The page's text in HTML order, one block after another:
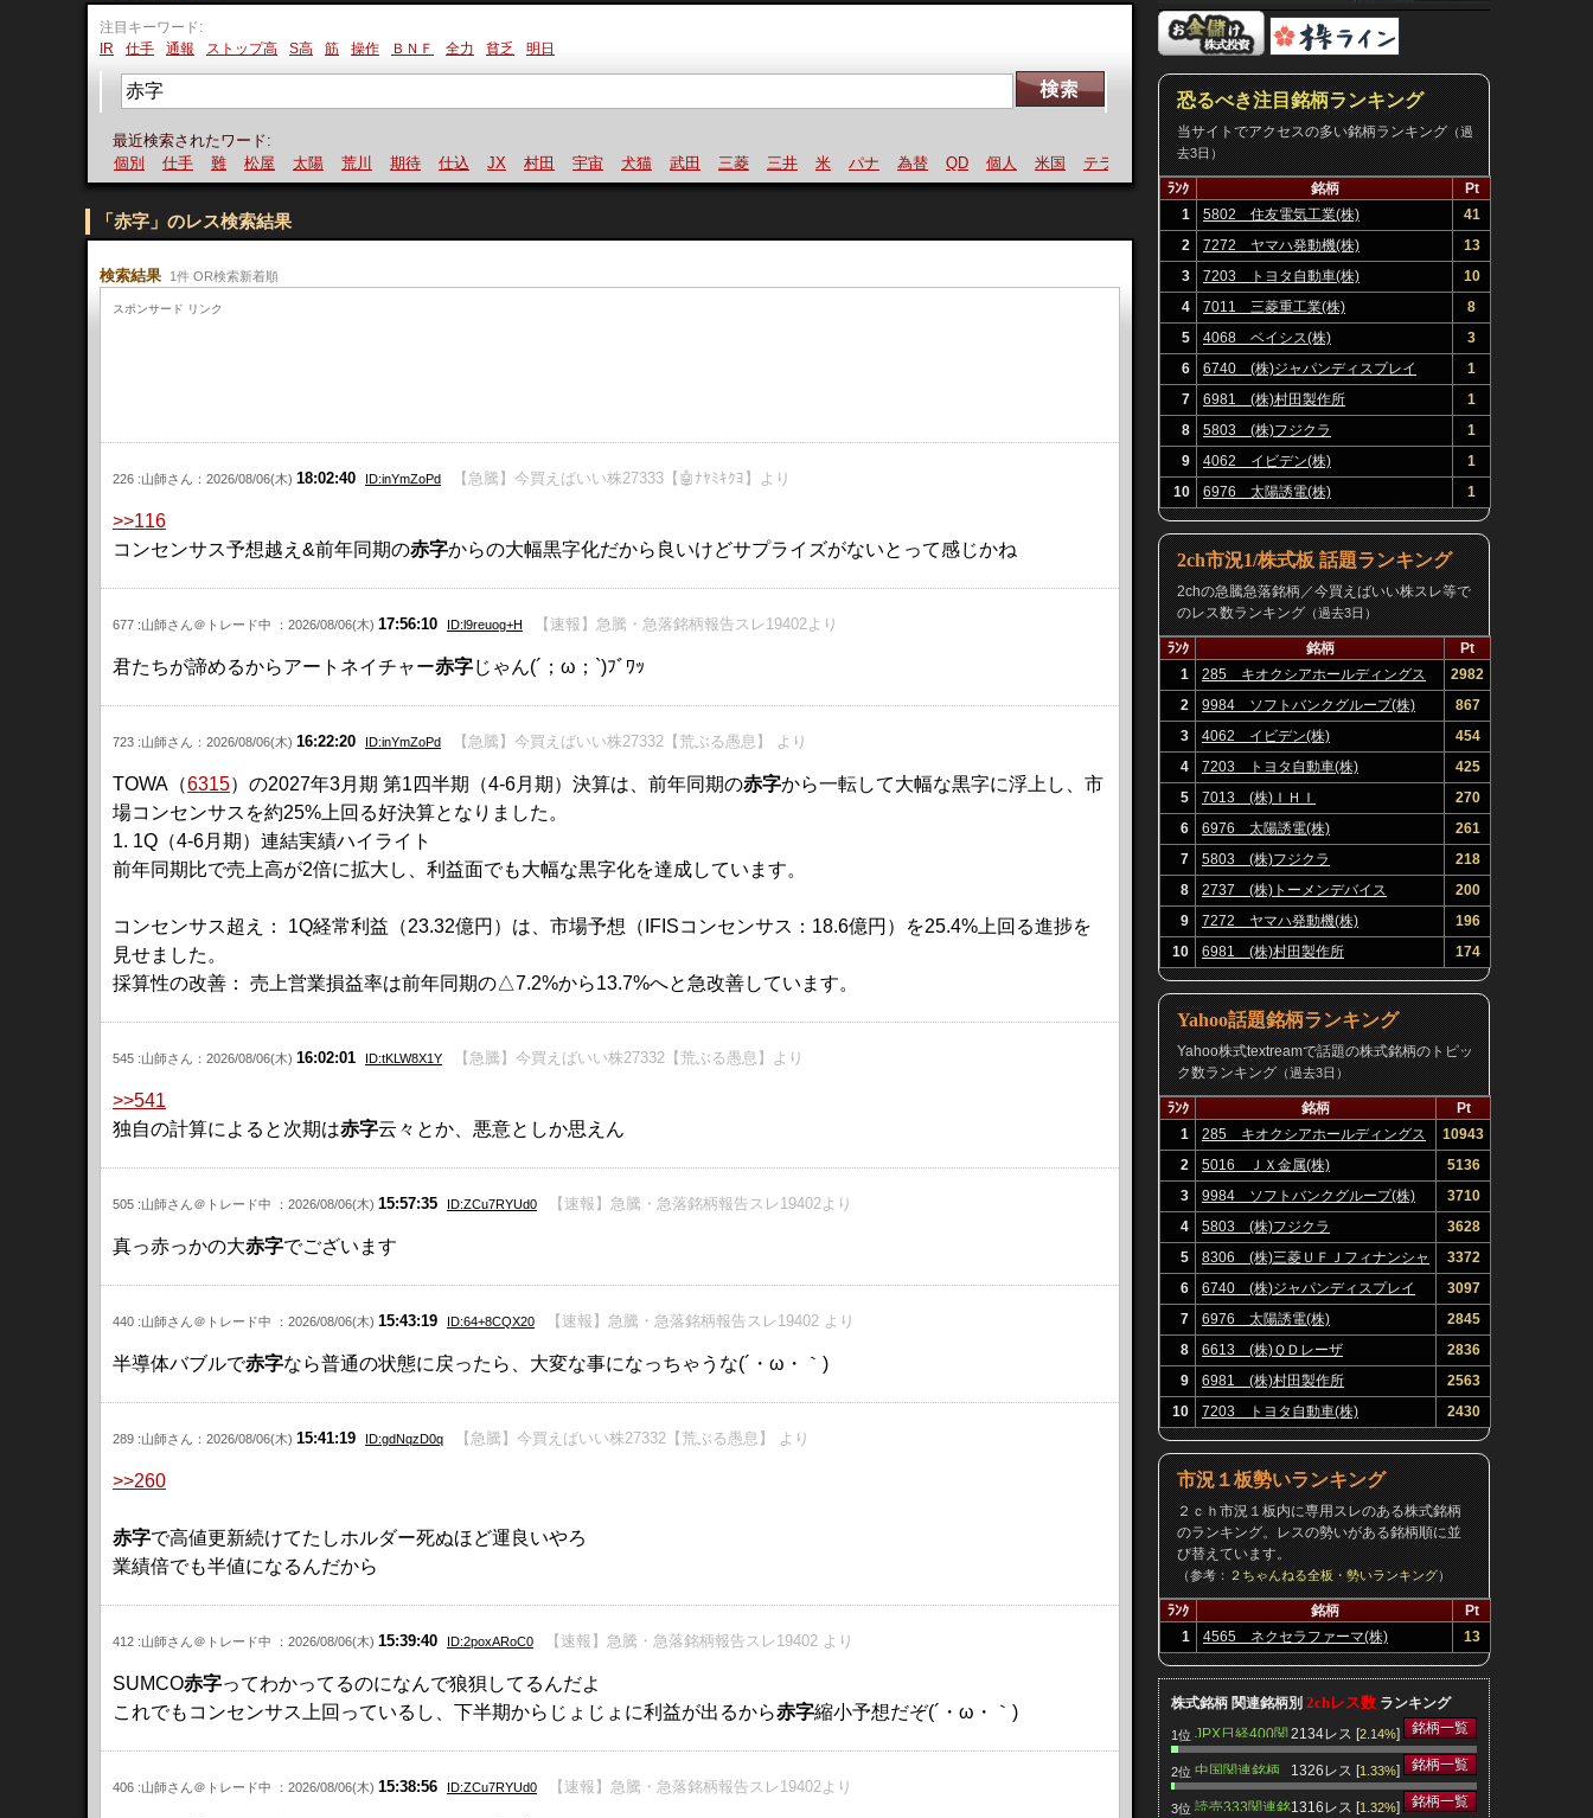
注目キーワード:
IR
仕手 通報 ストップ高 S高 筋 操作 ＢＮＦ 全力 貧乏 明日
最近検索されたワード:
個別
仕手 難 松屋 太陽 荒川 期待 仕込 JX 村田 宇宙 犬猫 武田 三菱 三井 米 パナ 為替 QD 個人 米国 テラ 運
「赤字」のレス検索結果
検索結果 1件 OR検索新着順
スポンサード リンク
226 :山師さん：2026/08/06(木) 18:02:40 ID:inYmZoPd 【急騰】今買えばいい株27333【🤖ﾅﾔﾐｷｸﾖ】より
>>116
コンセンサス予想越え&前年同期の赤字からの大幅黒字化だから良いけどサプライズがないとって感じかね
677 :山師さん＠トレード中 ：2026/08/06(木) 17:56:10 ID:l9reuog+H 【速報】急騰・急落銘柄報告スレ19402より
君たちが諦めるからアートネイチャー赤字じゃん(´；ω；`)ﾌﾞﾜｯ
723 :山師さん：2026/08/06(木) 16:22:20 ID:inYmZoPd 【急騰】今買えばいい株27332【荒ぶる愚息】 より
TOWA（6315）の2027年3月期 第1四半期（4-6月期）決算は、前年同期の赤字から一転して大幅な黒字に浮上し、市
場コンセンサスを約25%上回る好決算となりました。
​1. 1Q（4-6月期）連結実績ハイライト
​前年同期比で売上高が2倍に拡大し、利益面でも大幅な黒字化を達成しています。
コンセンサス超え： 1Q経常利益（23.32億円）は、市場予想（IFISコンセンサス：18.6億円）を25.4%上回る進捗を
見せました。
​採算性の改善： 売上営業損益率は前年同期の△7.2%から13.7%へと急改善しています。
545 :山師さん：2026/08/06(木) 16:02:01 ID:tKLW8X1Y 【急騰】今買えばいい株27332【荒ぶる愚息】より
>>541
独自の計算によると次期は赤字云々とか、悪意としか思えん
505 :山師さん＠トレード中 ：2026/08/06(木) 15:57:35 ID:ZCu7RYUd0 【速報】急騰・急落銘柄報告スレ19402より
真っ赤っかの大赤字でございます
440 :山師さん＠トレード中 ：2026/08/06(木) 15:43:19 ID:64+8CQX20 【速報】急騰・急落銘柄報告スレ19402 より
半導体バブルで赤字なら普通の状態に戻ったら、大変な事になっちゃうな(´・ω・｀)
289 :山師さん：2026/08/06(木) 15:41:19 ID:gdNqzD0q 【急騰】今買えばいい株27332【荒ぶる愚息】 より
>>260
赤字で高値更新続けてたしホルダー死ぬほど運良いやろ
業績倍でも半値になるんだから
412 :山師さん＠トレード中 ：2026/08/06(木) 15:39:40 ID:2poxARoC0 【速報】急騰・急落銘柄報告スレ19402 より
SUMCO赤字ってわかってるのになんで狼狽してるんだよ
これでもコンセンサス上回っているし、下半期からじょじょに利益が出るから赤字縮小予想だぞ(´・ω・｀)
406 :山師さん＠トレード中 ：2026/08/06(木) 15:38:56 ID:ZCu7RYUd0 【速報】急騰・急落銘柄報告スレ19402より
恐るべき注目銘柄ランキング
当サイトでアクセスの多い銘柄ランキング（過
去3日）
ﾗﾝｸ 銘柄
Pt
1
5802 住友電気工業(株)
41
2
7272 ヤマハ発動機(株)
13
3
7203 トヨタ自動車(株)
10
4
7011 三菱重工業(株)
8
5
4068 ベイシス(株)
3
6
6740 (株)ジャパンディスプレイ
1
7
6981 (株)村田製作所
1
8
5803 (株)フジクラ
1
9
4062 イビデン(株)
1
10
6976 太陽誘電(株) 1
2ch市況1/株式板 話題ランキング
2chの急騰急落銘柄／今買えばいい株スレ等で
のレス数ランキング（過去3日）
ﾗﾝｸ 銘柄
Pt
1
285 キオクシアホールディングス
(株)
2982
2
9984 ソフトバンクグループ(株)
867
3
4062 イビデン(株)
454
4
7203 トヨタ自動車(株)
425
5
7013 (株)ＩＨＩ
270
6
6976 太陽誘電(株)
261
7
5803 (株)フジクラ
218
8
2737 (株)トーメンデバイス
200
9
7272 ヤマハ発動機(株)
196
10
6981 (株)村田製作所 174
Yahoo話題銘柄ランキング
Yahoo株式textreamで話題の株式銘柄のトピッ
ク数ランキング（過去3日）
ﾗﾝｸ 銘柄
Pt
1
285 キオクシアホールディングス
(株)
10943
2
5016 ＪＸ金属(株)
5136
3
9984 ソフトバンクグループ(株)
3710
4
5803 (株)フジクラ
3628
5
8306 (株)三菱ＵＦＪフィナンシャ
ル・グループ
3372
6
6740 (株)ジャパンディスプレイ
3097
7
6976 太陽誘電(株)
2845
8
6613 (株)ＱＤレーザ
2836
9
6981 (株)村田製作所
2563
10
7203 トヨタ自動車(株) 2430
市況１板勢いランキング
２ｃｈ市況１板内に専用スレのある株式銘柄
のランキング。レスの勢いがある銘柄順に並
び替えています。
（参考：２ちゃんねる全板・勢いランキング）
ﾗﾝｸ 銘柄
Pt
1
4565 ネクセラファーマ(株) 13
株式銘柄 関連銘柄別 2chレス数 ランキング
1位 JPX日経400関
連銘柄
2134レス [2.14%] 銘柄一覧
2位 中国関連銘柄 1326レス [1.33%] 銘柄一覧
3位 読売333関連銘1316レス [1.32%] 銘柄一覧